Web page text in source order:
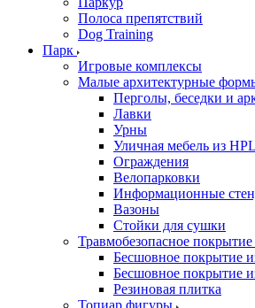
Полоса препятствий
Dog Training
Парк
Игровые комплексы
Малые архитектурные
Перголы, беседки и
Лавки
Урны
Уличная мебель из HPL
Ограждения
Велопарковки
Информационные
Вазоны
Стойки для сушки
Травмобезопасное покрытие
Бесшовное покрытие
Бесшовное покрытие
Резиновая плитка
Топиар фигуры